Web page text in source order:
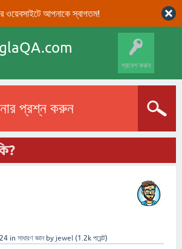
ওয়েবসাইটে আপনাকে স্বাগতম!
প্রবেশ করুন
প্রশ্ন করুন
in সাধারণ জ্ঞান by jewel (1.2k পয়েন্ট)